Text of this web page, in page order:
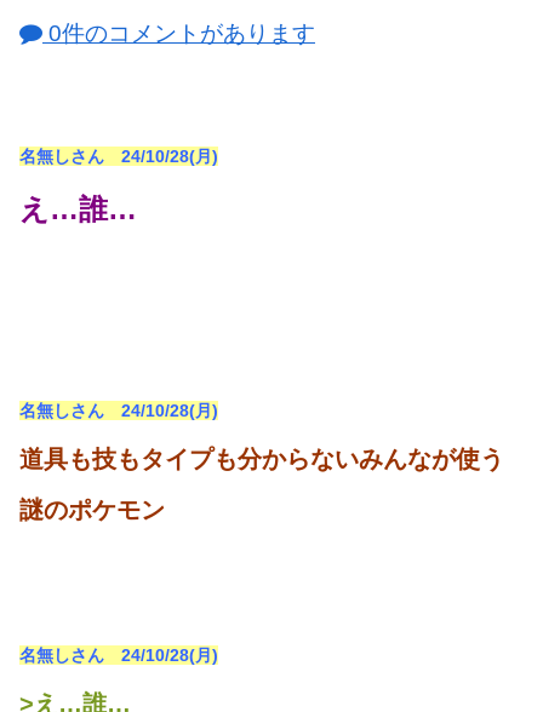
0件のコメントがあります
名無しさん 24/10/28(月)
え…誰…
名無しさん 24/10/28(月)
道具も技もタイプも分からないみんなが使う
謎のポケモン
名無しさん 24/10/28(月)
>え…誰…